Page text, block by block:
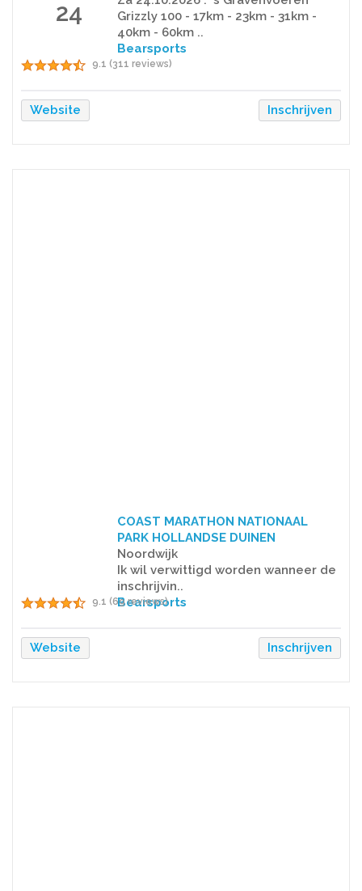
24
Grizzly 100 - 17km - 23km - 31km -
40km - 60km ..
Bearsports
9.1 (311 reviews)
Website Inschrijven
COAST MARATHON NATIONAAL
PARK HOLLANDSE DUINEN
Noordwijk
Ik wil verwittigd worden wanneer de
inschrijvin..
Bearsports
9.1 (69 reviews)
Website Inschrijven